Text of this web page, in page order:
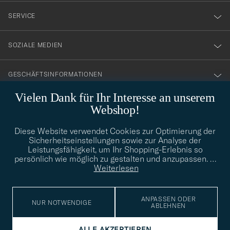
Vielen Dank für Ihr Interesse an unserem
Webshop!
Diese Website verwendet Cookies zur Optimierung der
Sicherheitseinstellungen sowie zur Analyse der
Leistungsfähigkeit, um Ihr Shopping-Erlebnis so
persönlich wie möglich zu gestalten und anzupassen. …
Weiterlesen
NUR NOTWENDIGE
ANPASSEN ODER
ABLEHNEN
nyhetsbrev!
SERVICE
SOZIALE MEDIEN
GESCHÄFTSINFORMATIONEN
info@careofcarl.de
Benötigen Sie Hilfe bei der Suche nach Ihrem persönlichen Stil?
Wenden Sie sich an uns, wir helfen Ihnen gerne weiter!
STILBERATUNG